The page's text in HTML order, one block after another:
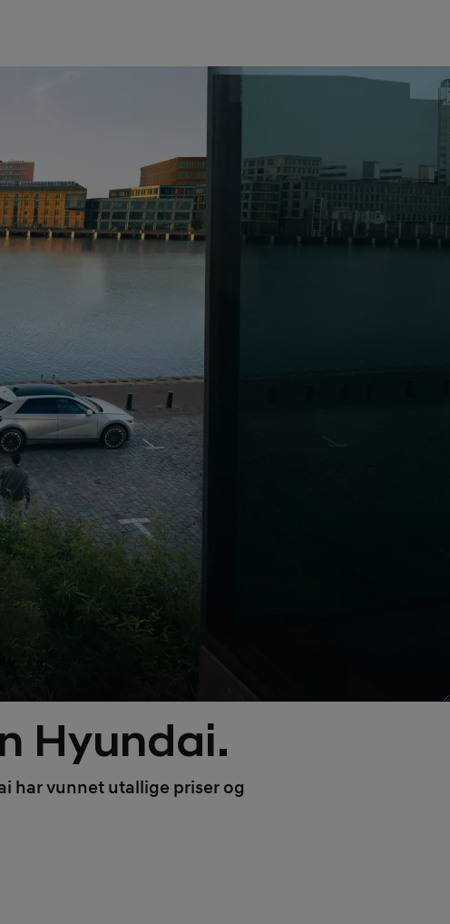
Hyundai.
har vunnet utallige priser og